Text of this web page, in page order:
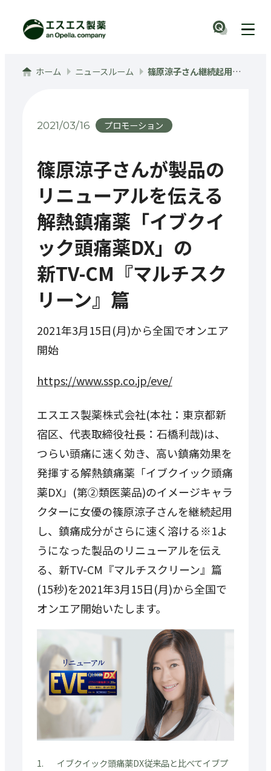
ナビ
ホーム ニュースルーム 篠原涼子さん継続起用、解熱鎮痛薬「イブクイック頭痛薬DX」の新TV-CM『マルチスクリーン』篇 2021年3月15日(月)全国でオンエア開始
2021/03/16 プロモーション
篠原涼子さんが製品の
リニューアルを伝える
解熱鎮痛薬「イブクイ
ック頭痛薬DX」の
新TV-CM『マルチスク
リーン』篇
2021年3月15日(月)から全国でオンエア
開始
https://www.ssp.co.jp/eve/
エスエス製薬株式会社(本社：東京都新
宿区、代表取締役社長：石橋利哉)は、
つらい頭痛に速く効き、高い鎮痛効果を
発揮する解熱鎮痛薬「イブクイック頭痛
薬DX」(第②類医薬品)のイメージキャラ
クターに女優の篠原涼子さんを継続起用
し、鎮痛成分がさらに速く溶ける※1よ
うになった製品のリニューアルを伝え
る、新TV-CM『マルチスクリーン』篇
(15秒)を2021年3月15日(月)から全国で
オンエア開始いたします。
イブクイック頭痛薬DX従来品と比べてイブプ